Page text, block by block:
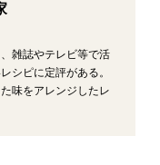
雑誌やテレビ等で活
シピに定評がある。
味をアレンジしたレ